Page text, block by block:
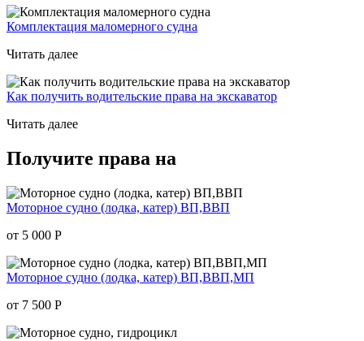
Комплектация маломерного судна
Читать далее
Как получить водительские права на экскаватор
Читать далее
Получите права на
Моторное судно (лодка, катер) ВП,ВВП
от 5 000 Р
Моторное судно (лодка, катер) ВП,ВВП,МП
от 7 500 Р